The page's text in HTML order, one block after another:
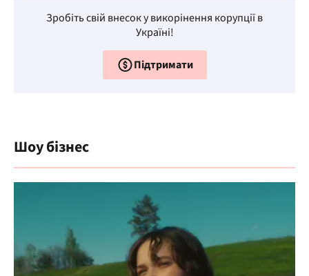
Зробіть свій внесок у викорінення корупції в
Україні!
Підтримати
Шоу бізнес